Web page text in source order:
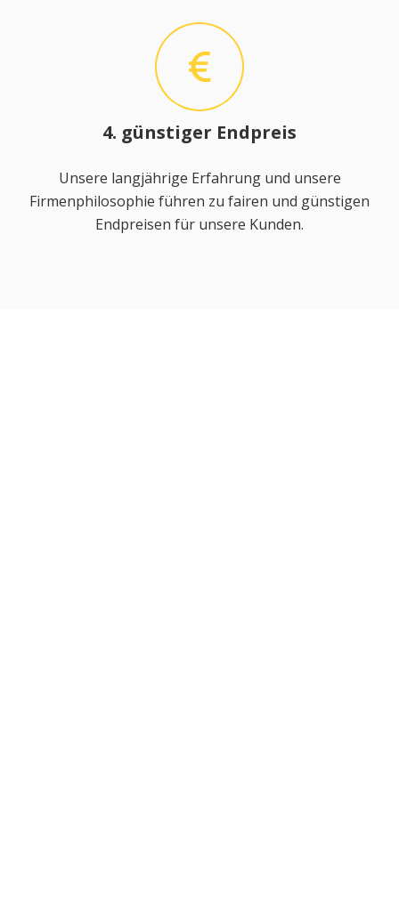
4. günstiger Endpreis
Unsere langjährige Erfahrung und unsere
Firmenphilosophie führen zu fairen und günstigen
Endpreisen für unsere Kunden.